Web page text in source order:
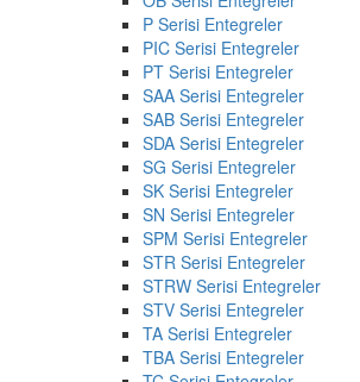
P Serisi Entegreler
PIC Serisi Entegreler
PT Serisi Entegreler
SAA Serisi Entegreler
SAB Serisi Entegreler
SDA Serisi Entegreler
SG Serisi Entegreler
SK Serisi Entegreler
SN Serisi Entegreler
SPM Serisi Entegreler
STR Serisi Entegreler
STRW Serisi Entegreler
STV Serisi Entegreler
TA Serisi Entegreler
TBA Serisi Entegreler